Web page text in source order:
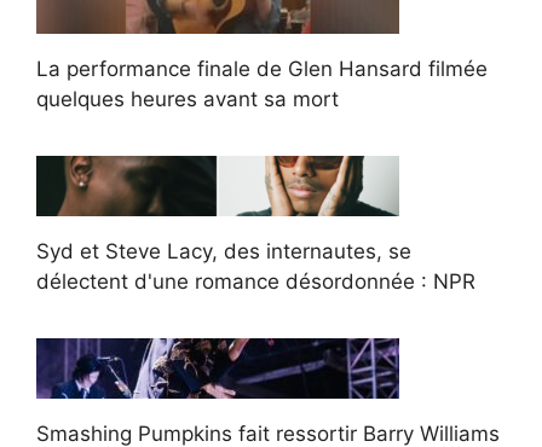
La performance finale de Glen Hansard filmée
quelques heures avant sa mort
Syd et Steve Lacy, des internautes, se
délectent d'une romance désordonnée : NPR
Smashing Pumpkins fait ressortir Barry Williams